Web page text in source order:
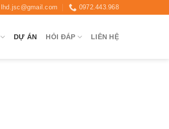
lhd.jsc@gmail.com 0972.443.968
DỰ ÁN HỎI ĐÁP LIÊN HỆ